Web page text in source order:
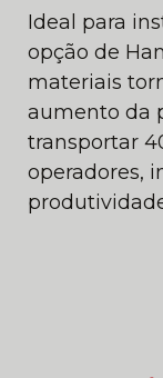
Ideal para
opção de
materiais
aumento da
transportar
operadores,